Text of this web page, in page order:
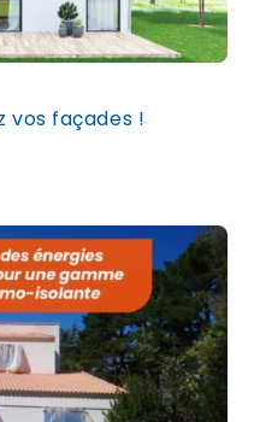
vos façades !